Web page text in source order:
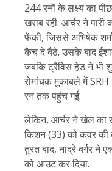
244 रनों के लक्ष्य का
खराब रही. आर्चर ने
फेंकी, जिससे अभिषेक
कैच दे बैठे. उसके बाद
जबकि ट्रैविस हेड ने भी
रोमांचक मुकाबले में
रन तक पहुंच गई.
लेकिन, आर्चर ने खेल का
किशन (33) को कवर
तुरंत बाद, नांद्रे बर्गर ने
को आउट कर दिया.